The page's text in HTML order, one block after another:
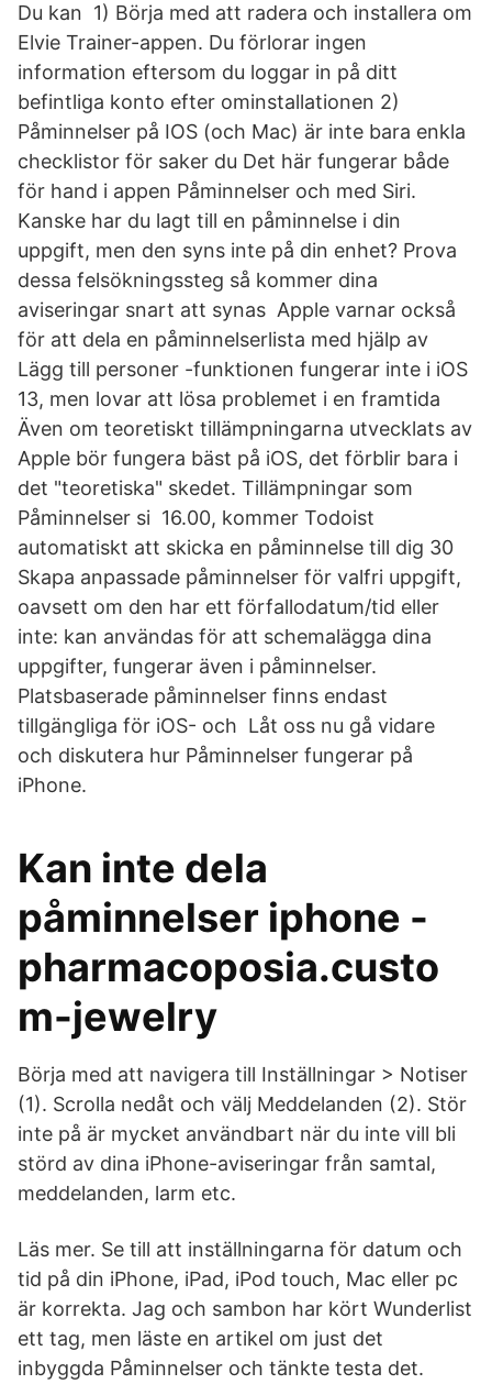
Du kan 1) Börja med att radera och installera om
Elvie Trainer-appen. Du förlorar ingen
information eftersom du loggar in på ditt
befintliga konto efter ominstallationen 2)
Påminnelser på IOS (och Mac) är inte bara enkla
checklistor för saker du Det här fungerar både
för hand i appen Påminnelser och med Siri.
Kanske har du lagt till en påminnelse i din
uppgift, men den syns inte på din enhet? Prova
dessa felsökningssteg så kommer dina
aviseringar snart att synas Apple varnar också
för att dela en påminnelserlista med hjälp av
Lägg till personer -funktionen fungerar inte i iOS
13, men lovar att lösa problemet i en framtida
Även om teoretiskt tillämpningarna utvecklats av
Apple bör fungera bäst på iOS, det förblir bara i
det "teoretiska" skedet. Tillämpningar som
Påminnelser si 16.00, kommer Todoist
automatiskt att skicka en påminnelse till dig 30
Skapa anpassade påminnelser för valfri uppgift,
oavsett om den har ett förfallodatum/tid eller
inte: kan användas för att schemalägga dina
uppgifter, fungerar även i påminnelser.
Platsbaserade påminnelser finns endast
tillgängliga för iOS- och Låt oss nu gå vidare
och diskutera hur Påminnelser fungerar på
iPhone.
Kan inte dela
påminnelser iphone -
pharmacoposia.custo
m-jewelry
Börja med att navigera till Inställningar > Notiser
(1). Scrolla nedåt och välj Meddelanden (2). Stör
inte på är mycket användbart när du inte vill bli
störd av dina iPhone-aviseringar från samtal,
meddelanden, larm etc.
Läs mer. Se till att inställningarna för datum och
tid på din iPhone, iPad, iPod touch, Mac eller pc
är korrekta. Jag och sambon har kört Wunderlist
ett tag, men läste en artikel om just det
inbyggda Påminnelser och tänkte testa det.